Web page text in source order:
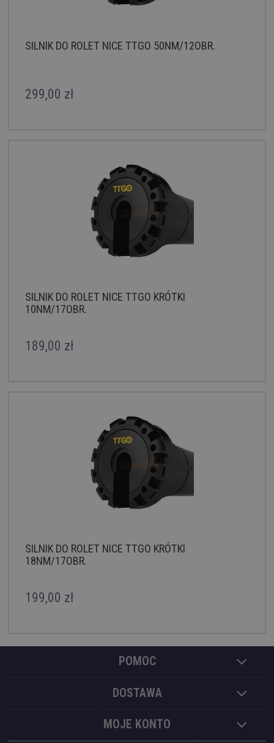
SILNIK DO ROLET NICE TTGO 50NM/12OBR.
299,00 zł
SILNIK DO ROLET NICE TTGO KRÓTKI
10NM/17OBR.
189,00 zł
SILNIK DO ROLET NICE TTGO KRÓTKI
18NM/17OBR.
199,00 zł
POMOC
DOSTAWA
MOJE KONTO